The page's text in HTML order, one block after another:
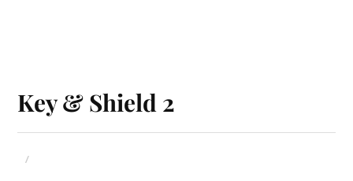
Key & Shield 2